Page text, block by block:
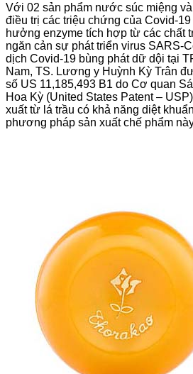
Với 02 sản phẩm nước súc miệng
điều trị các triệu chứng của Covid-
hưởng enzyme tích hợp từ các chất
ngăn cản sự phát triển virus SARS-
dịch Covid-19 bùng phát dữ dội tại
Nam, TS. Lương y Huỳnh Kỳ Trân
số US 11,185,493 B1 do Cơ quan
Hoa Kỳ (United States Patent –
xuất từ lá trầu có khả năng diệt
phương pháp sản xuất chế phẩm